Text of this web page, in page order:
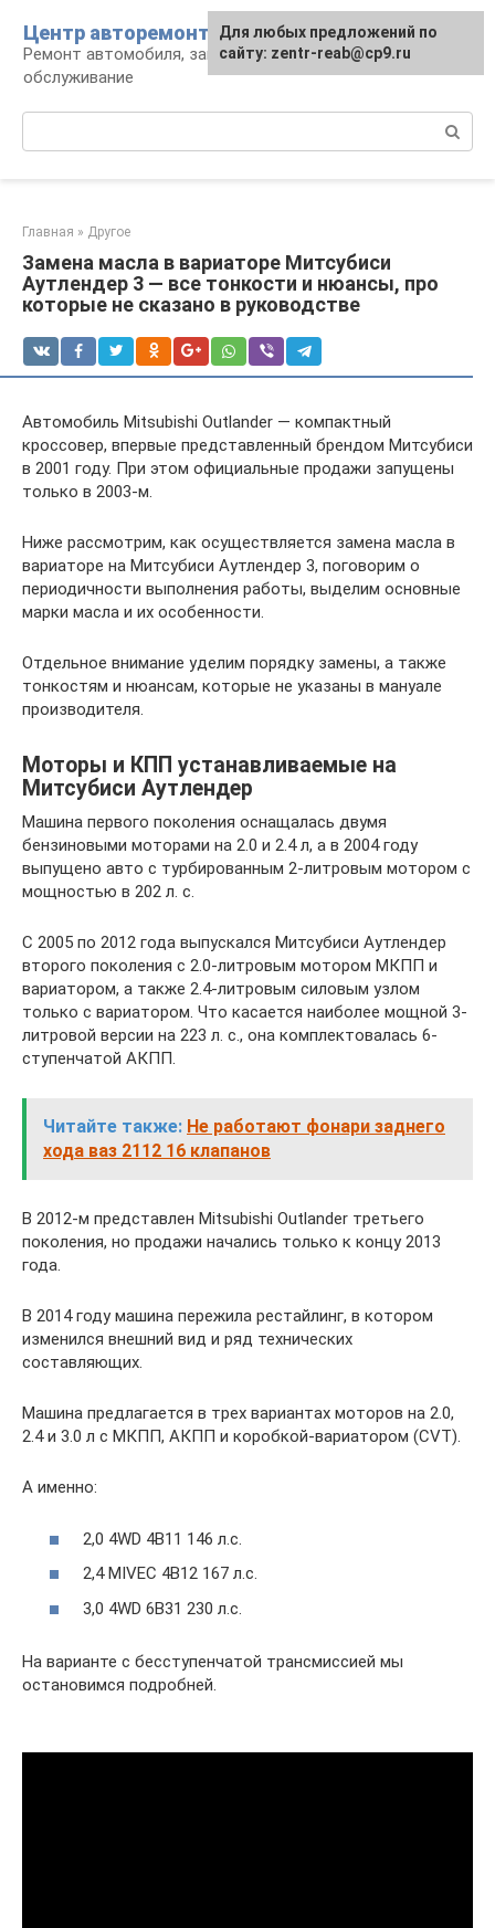
контенту
Центр авторемонта
Ремонт автомобиля, запчасти и
обслуживание
Главная » Другое
Замена масла в вариаторе Митсубиси
Аутлендер 3 — все тонкости и нюансы, про
которые не сказано в руководстве
Автомобиль Mitsubishi Outlander — компактный
кроссовер, впервые представленный брендом Митсубиси
в 2001 году. При этом официальные продажи запущены
только в 2003-м.
Ниже рассмотрим, как осуществляется замена масла в
вариаторе на Митсубиси Аутлендер 3, поговорим о
периодичности выполнения работы, выделим основные
марки масла и их особенности.
Отдельное внимание уделим порядку замены, а также
тонкостям и нюансам, которые не указаны в мануале
производителя.
Моторы и КПП устанавливаемые на
Митсубиси Аутлендер
Машина первого поколения оснащалась двумя
бензиновыми моторами на 2.0 и 2.4 л, а в 2004 году
выпущено авто с турбированным 2-литровым мотором с
мощностью в 202 л. с.
С 2005 по 2012 года выпускался Митсубиси Аутлендер
второго поколения с 2.0-литровым мотором МКПП и
вариатором, а также 2.4-литровым силовым узлом
только с вариатором. Что касается наиболее мощной 3-
литровой версии на 223 л. с., она комплектовалась 6-
ступенчатой АКПП.
Читайте также: Не работают фонари заднего
хода ваз 2112 16 клапанов
В 2012-м представлен Mitsubishi Outlander третьего
поколения, но продажи начались только к концу 2013
года.
В 2014 году машина пережила рестайлинг, в котором
изменился внешний вид и ряд технических
составляющих.
Машина предлагается в трех вариантах моторов на 2.0,
2.4 и 3.0 л с МКПП, АКПП и коробкой-вариатором (CVT).
А именно:
2,0 4WD 4B11 146 л.с.
2,4 MIVEC 4B12 167 л.с.
3,0 4WD 6B31 230 л.с.
На варианте с бесступенчатой трансмиссией мы
остановимся подробней.
Для любых предложений по
сайту: zentr-reab@cp9.ru